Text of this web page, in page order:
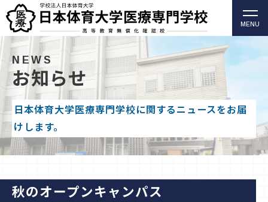
柔道整復師・歯科衛生士の日本体育大学医療専門学校
（高等教育無償化確認校）
MENU
NEWS
お知らせ
日本体育大学医療専門学校に関するニュースをお届
けします。
秋のオープンキャンパス